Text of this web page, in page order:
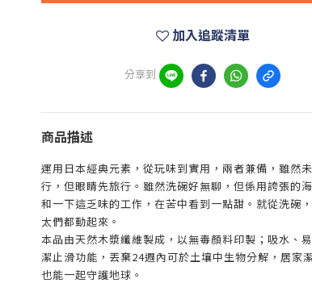
加入追蹤清單
分享到
商品描述
運用日本經典元素，從玩味到實用，兩者兼備，雖然
行，但眼睛先旅行。雖然洗碗好無聊，但係用誇張的
和一下這乏味的工作，在苦中看到一點甜。就從洗碗
太們都動起來。
本品由天然木漿纖維製成，以無毒顏料印製；吸水、
潔止滑功能，丟棄24週內可於土壤中生物分解，居家
也能一起守護地球。